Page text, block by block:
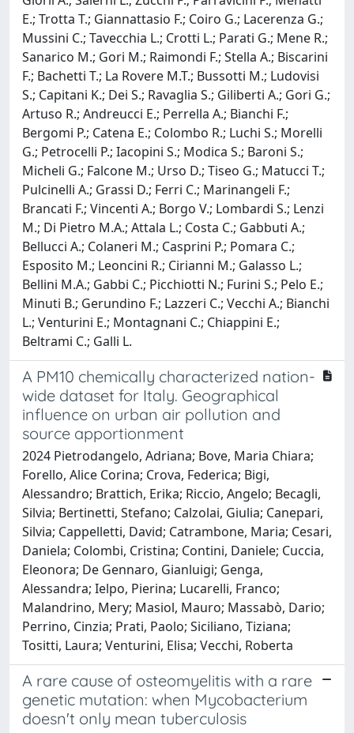
E.; Trotta T.; Giannattasio F.; Coiro G.; Lacerenza G.;
Mussini C.; Tavecchia L.; Crotti L.; Parati G.; Mene R.;
Sanarico M.; Gori M.; Raimondi F.; Stella A.; Biscarini
F.; Bachetti T.; La Rovere M.T.; Bussotti M.; Ludovisi
S.; Capitani K.; Dei S.; Ravaglia S.; Giliberti A.; Gori G.;
Artuso R.; Andreucci E.; Perrella A.; Bianchi F.;
Bergomi P.; Catena E.; Colombo R.; Luchi S.; Morelli
G.; Petrocelli P.; Iacopini S.; Modica S.; Baroni S.;
Micheli G.; Falcone M.; Urso D.; Tiseo G.; Matucci T.;
Pulcinelli A.; Grassi D.; Ferri C.; Marinangeli F.;
Brancati F.; Vincenti A.; Borgo V.; Lombardi S.; Lenzi
M.; Di Pietro M.A.; Attala L.; Costa C.; Gabbuti A.;
Bellucci A.; Colaneri M.; Casprini P.; Pomara C.;
Esposito M.; Leoncini R.; Cirianni M.; Galasso L.;
Bellini M.A.; Gabbi C.; Picchiotti N.; Furini S.; Pelo E.;
Minuti B.; Gerundino F.; Lazzeri C.; Vecchi A.; Bianchi
L.; Venturini E.; Montagnani C.; Chiappini E.;
Beltrami C.; Galli L.
A PM10 chemically characterized nation-
wide dataset for Italy. Geographical
influence on urban air pollution and
source apportionment
2024 Pietrodangelo, Adriana; Bove, Maria Chiara;
Forello, Alice Corina; Crova, Federica; Bigi,
Alessandro; Brattich, Erika; Riccio, Angelo; Becagli,
Silvia; Bertinetti, Stefano; Calzolai, Giulia; Canepari,
Silvia; Cappelletti, David; Catrambone, Maria; Cesari,
Daniela; Colombi, Cristina; Contini, Daniele; Cuccia,
Eleonora; De Gennaro, Gianluigi; Genga,
Alessandra; Ielpo, Pierina; Lucarelli, Franco;
Malandrino, Mery; Masiol, Mauro; Massabò, Dario;
Perrino, Cinzia; Prati, Paolo; Siciliano, Tiziana;
Tositti, Laura; Venturini, Elisa; Vecchi, Roberta
A rare cause of osteomyelitis with a rare
genetic mutation: when Mycobacterium
doesn't only mean tuberculosis